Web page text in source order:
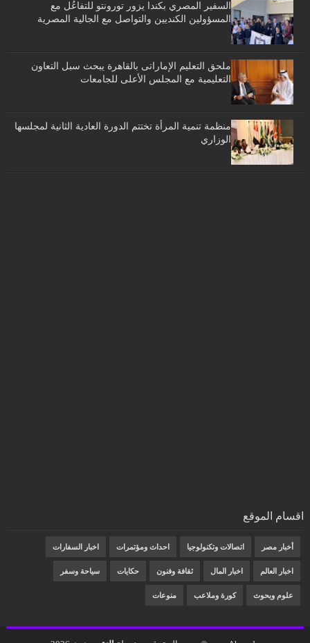
السفير المصري بكندا يزور تورونتو للتفاعُل مع
المسؤولين الكنديين والتواصل مع الجالية المصرية
ملحق التعليم الإماراتى بالقاهرة يبحث سبل التعاون
التعليمية مع المجلس الأعلى للجامعات
منظمة تنمية المرأة تختتم الدورة العادية الثانية لمجلسها
الوزاري
اقسام الموقع
أخبار مصر اتصالات وتكنولوجيا احداث ومؤتمرات اخبار السفارات
اخبار العالم اخبار المال ثقافة وفنون حكايات سياحة وسفر
علوم وبحوث كورة وملاعب منوعات